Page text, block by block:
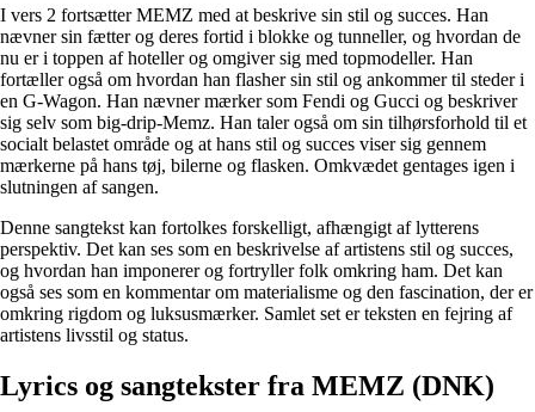
I vers 2 fortsætter MEMZ med at beskrive sin stil og succes. Han
nævner sin fætter og deres fortid i blokke og tunneller, og hvordan de
nu er i toppen af hoteller og omgiver sig med topmodeller. Han
fortæller også om hvordan han flasher sin stil og ankommer til steder i
en G-Wagon. Han nævner mærker som Fendi og Gucci og beskriver
sig selv som big-drip-Memz. Han taler også om sin tilhørsforhold til et
socialt belastet område og at hans stil og succes viser sig gennem
mærkerne på hans tøj, bilerne og flasken. Omkvædet gentages igen i
slutningen af sangen.
Denne sangtekst kan fortolkes forskelligt, afhængigt af lytterens
perspektiv. Det kan ses som en beskrivelse af artistens stil og succes,
og hvordan han imponerer og fortryller folk omkring ham. Det kan
også ses som en kommentar om materialisme og den fascination, der er
omkring rigdom og luksusmærker. Samlet set er teksten en fejring af
artistens livsstil og status.
Lyrics og sangtekster fra MEMZ (DNK)